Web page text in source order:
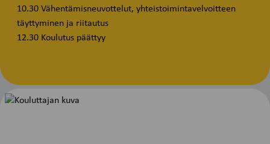
10.30 Vähentämisneuvottelut, yhteistoimintavelvoitteen
täyttyminen ja riitautus
12.30 Koulutus päättyy